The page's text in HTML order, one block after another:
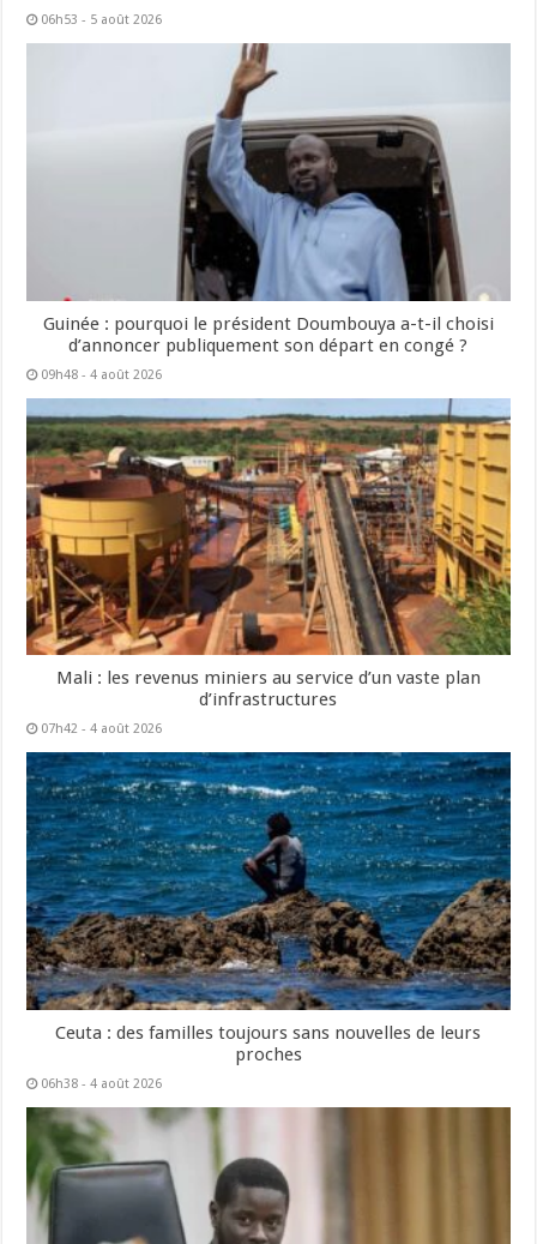
06h53 - 5 août 2026
Guinée : pourquoi le président Doumbouya a-t-il choisi
d’annoncer publiquement son départ en congé ?
09h48 - 4 août 2026
Mali : les revenus miniers au service d’un vaste plan
d’infrastructures
07h42 - 4 août 2026
Ceuta : des familles toujours sans nouvelles de leurs
proches
06h38 - 4 août 2026